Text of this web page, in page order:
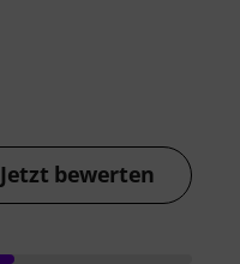
Jetzt bewerten